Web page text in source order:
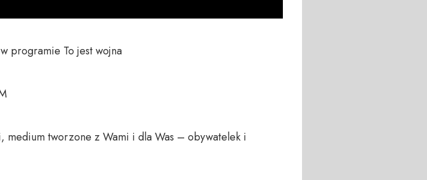
programie To jest wojna
medium tworzone z Wami i dla Was – obywatelek i